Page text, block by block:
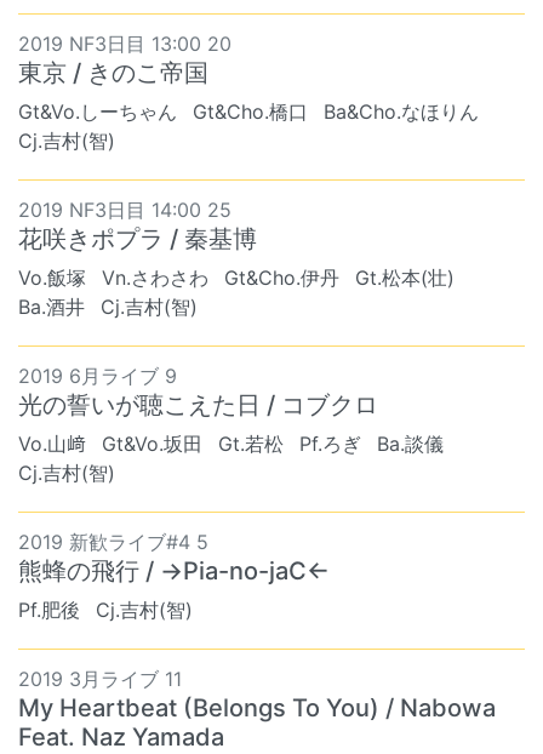
2019 NF3日目 13:00 20
東京 / きのこ帝国
Gt&Vo.しーちゃん Gt&Cho.橋口
Ba&Cho.なほりん
Cj.吉村(智)
2019 NF3日目 14:00 25
花咲きポプラ / 秦基博
Vo.飯塚 Vn.さわさわ Gt&Cho.伊丹
Gt.松本(壮)
Ba.酒井
Cj.吉村(智)
2019 6月ライブ 9
光の誓いが聴こえた日 / コブクロ
Vo.山﨑 Gt&Vo.坂田 Gt.若松 Pf.ろぎ
Ba.談儀
Cj.吉村(智)
2019 新歓ライブ#4 5
熊蜂の飛行 / →Pia-no-jaC←
Pf.肥後 Cj.吉村(智)
2019 3月ライブ 11
My Heartbeat (Belongs To You) / Nabowa
Feat. Naz Yamada